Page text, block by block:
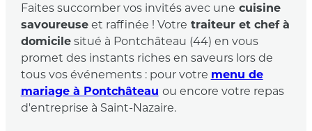
Faites succomber vos invités avec une cuisine
savoureuseet raffinée ! Votre traiteur et chef à
domicilesitué à Pontchâteau (44) en vous
promet des instants riches en saveurs lors de
tous vos événements : pour votre menu de
mariage à Pontchâteau ou encore votre repas
d'entreprise à Saint-Nazaire.